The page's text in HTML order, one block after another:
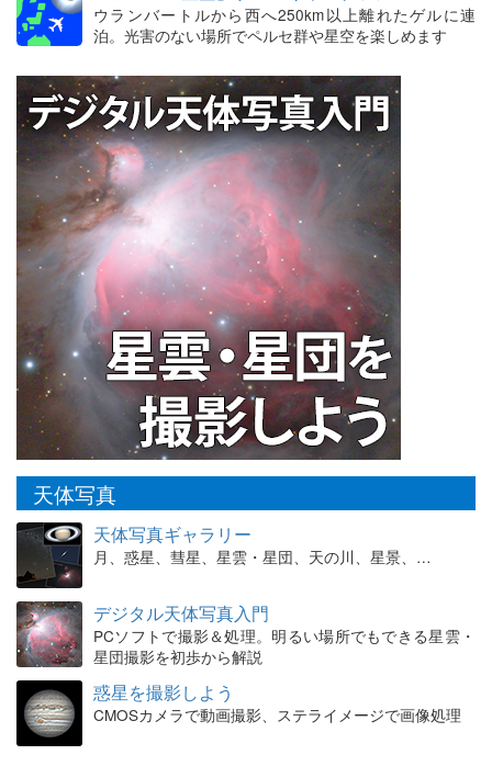
ウランバートルから西へ250km以上離れたゲルに連
泊。光害のない場所でペルセ群や星空を楽しめます
天体写真
天体写真ギャラリー
月、惑星、彗星、星雲・星団、天の川、星景、…
デジタル天体写真入門
PCソフトで撮影＆処理。明るい場所でもできる星雲・
星団撮影を初歩から解説
惑星を撮影しよう
CMOSカメラで動画撮影、ステライメージで画像処理